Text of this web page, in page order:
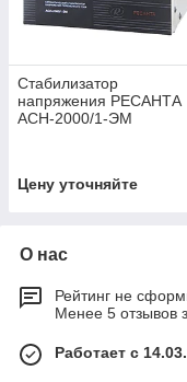
Стабилизатор
напряжения РЕСАНТА
АСН-2000/1-ЭМ
Цену уточняйте
О нас
Рейтинг не
Менее 5 отзывов
Работает с